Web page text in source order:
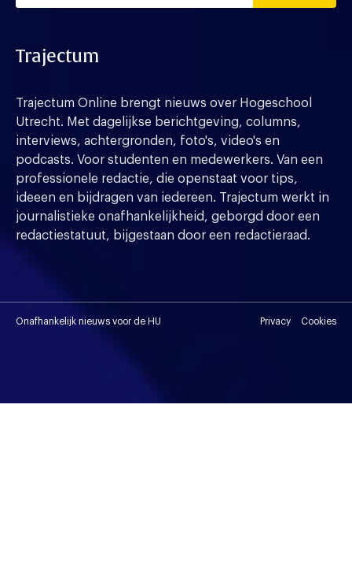
Trajectum
Trajectum Online brengt nieuws over Hogeschool
Utrecht. Met dagelijkse berichtgeving, columns,
interviews, achtergronden, foto's, video's en
podcasts. Voor studenten en medewerkers. Van een
professionele redactie, die openstaat voor tips,
ideeen en bijdragen van iedereen. Trajectum werkt in
journalistieke onafhankelijkheid, geborgd door een
redactiestatuut, bijgestaan door een redactieraad.
Onafhankelijk nieuws voor de HU Privacy Cookies